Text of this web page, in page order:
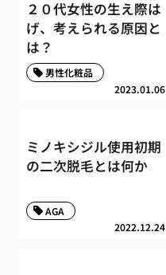
２０代女性の生え際は
げ、考えられる原因と
は？
2023.01.06
男性化粧品
ミノキシジル使用初期
の二次脱毛とは何か
2022.12.24
AGA